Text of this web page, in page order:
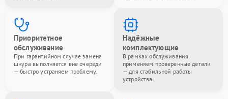
Приоритетное
обслуживание
При гарантийном случае замена
шнура выполняется вне очереди
— быстро устраняем проблему.
Надёжные
комплектующие
В рамках обслуживания
применяем проверенные детали
— для стабильной работы
устройства.